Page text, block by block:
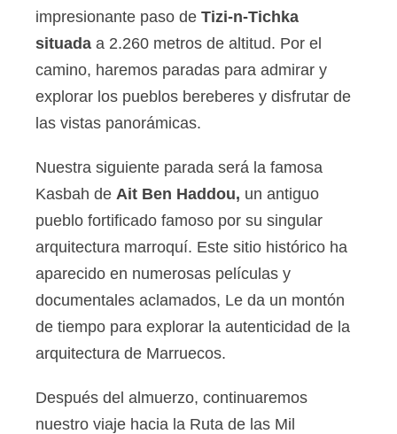
impresionante paso de Tizi-n-Tichka
situada a 2.260 metros de altitud. Por el
camino, haremos paradas para admirar y
explorar los pueblos bereberes y disfrutar de
las vistas panorámicas.
Nuestra siguiente parada será la famosa
Kasbah de Ait Ben Haddou, un antiguo
pueblo fortificado famoso por su singular
arquitectura marroquí. Este sitio histórico ha
aparecido en numerosas películas y
documentales aclamados, Le da un montón
de tiempo para explorar la autenticidad de la
arquitectura de Marruecos.
Después del almuerzo, continuaremos
nuestro viaje hacia la Ruta de las Mil